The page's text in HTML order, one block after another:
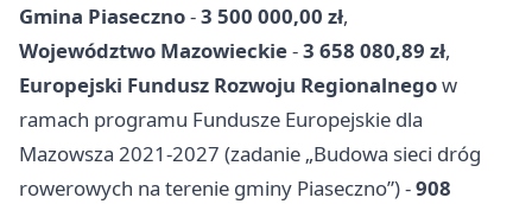
Gmina Piaseczno-3 500 000,00 zł,
Województwo Mazowieckie-3 658 080,89 zł,
Europejski Fundusz Rozwoju Regionalnegow
ramach programu Fundusze Europejskie dla
Mazowsza 2021-2027 (zadanie „Budowa sieci dróg
rowerowych na terenie gminy Piaseczno”) -908